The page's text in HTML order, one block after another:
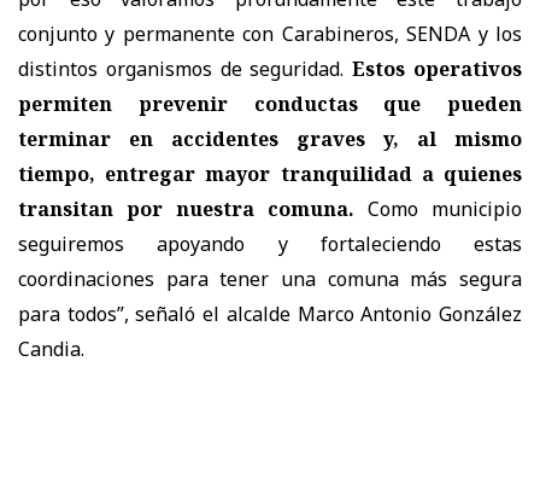
conjunto y permanente con Carabineros, SENDA y los
distintos organismos de seguridad.Estos operativos
permiten prevenir conductas que pueden
terminar en accidentes graves y, al mismo
tiempo, entregar mayor tranquilidad a quienes
transitan por nuestra comuna. Como municipio
seguiremos apoyando y fortaleciendo estas
coordinaciones para tener una comuna más segura
para todos”, señaló el alcalde Marco Antonio González
Candia.